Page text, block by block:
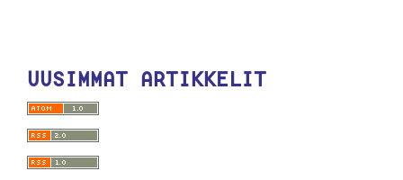
UUSIMMAT ARTIKKELIT